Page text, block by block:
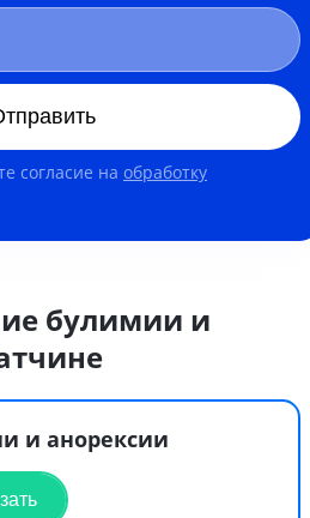
согласие на обработку
булимии и
и анорексии